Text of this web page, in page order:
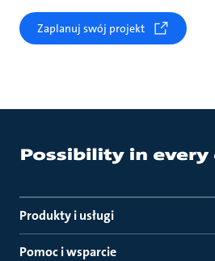
Zaplanuj swój projekt
Produkty i usługi
Pomoc i wsparcie